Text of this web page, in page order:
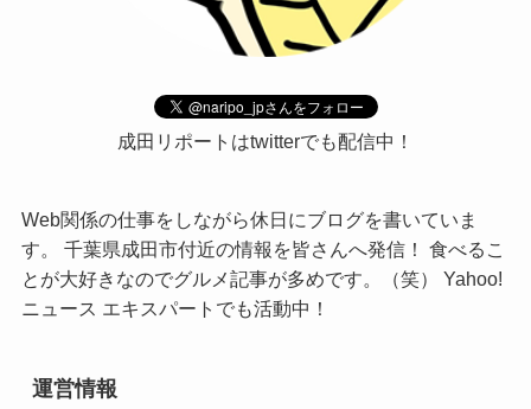
成田リポートはtwitterでも配信中！
Web関係の仕事をしながら休日にブログを書いていま
す。 千葉県成田市付近の情報を皆さんへ発信！ 食べるこ
とが大好きなのでグルメ記事が多めです。（笑） Yahoo!
ニュース エキスパートでも活動中！
運営情報